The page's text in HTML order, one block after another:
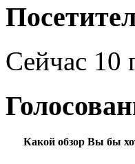
Сейчас 10
Какой обзор Вы бы